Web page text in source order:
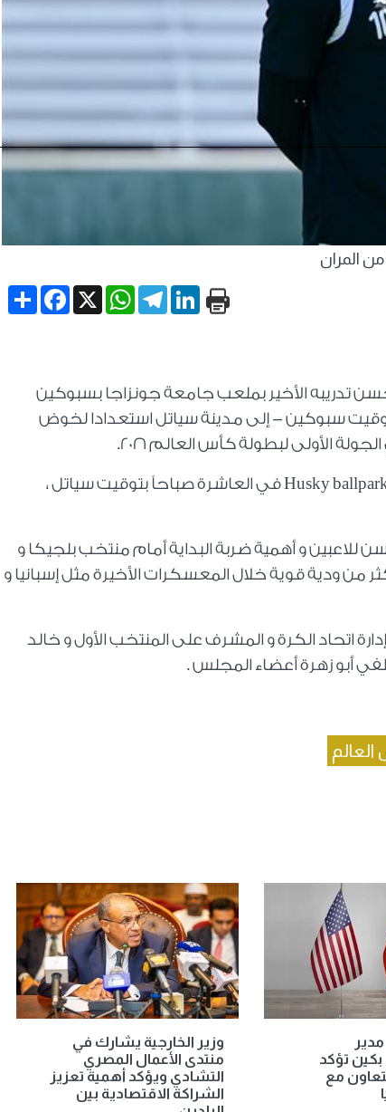
المران
Share
Facebook X
WhatsApp
TelegramLinkedIn
تدريبه الأخير بملعب جامعة جونزاجا بسبوكين
سبوكين - إلى مدينة سياتل استعدادا لخوض
الأولى لبطولة كأس العالم ٢٠٢٦.
ويخوض منتخب مصر تدريبه الأخير غدا الأحد بملعب Husky ballpark في العاشرة صباحاً بتوقيت سياتل ،
و أهمية ضربة البداية أمام منتخب بلجيكا و
من ودية قوية خلال المعسكرات الأخيرة مثل إسبانيا و
اتحاد الكرة و المشرف على المنتخب الأول و خالد
أبو زهرة أعضاء المجلس .
بكين تؤكد
مع
وزير الخارجية يشارك في
منتدى الأعمال المصري
التشادي ويؤكد أهمية تعزيز
الشراكة الاقتصادية بين